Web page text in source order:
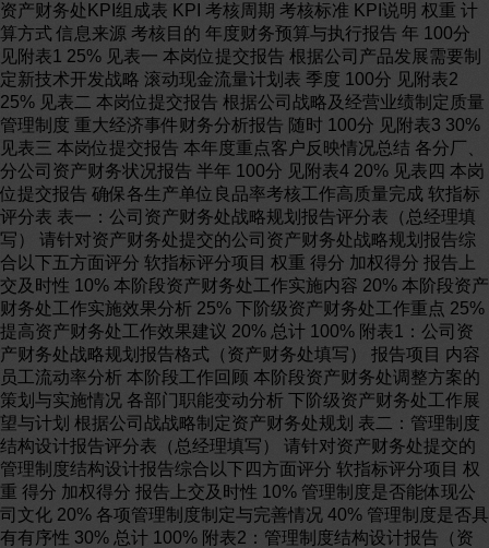
资产财务处KPI组成表 KPI 考核周期 考核标准 KPI说明 权重 计
算方式 信息来源 考核目的 年度财务预算与执行报告 年 100分
见附表1 25% 见表一 本岗位提交报告 根据公司产品发展需要制
定新技术开发战略 滚动现金流量计划表 季度 100分 见附表2
25% 见表二 本岗位提交报告 根据公司战略及经营业绩制定质量
管理制度 重大经济事件财务分析报告 随时 100分 见附表3 30%
见表三 本岗位提交报告 本年度重点客户反映情况总结 各分厂、
分公司资产财务状况报告 半年 100分 见附表4 20% 见表四 本岗
位提交报告 确保各生产单位良品率考核工作高质量完成 软指标
评分表 表一：公司资产财务处战略规划报告评分表（总经理填
写） 请针对资产财务处提交的公司资产财务处战略规划报告综
合以下五方面评分 软指标评分项目 权重 得分 加权得分 报告上
交及时性 10% 本阶段资产财务处工作实施内容 20% 本阶段资产
财务处工作实施效果分析 25% 下阶级资产财务处工作重点 25%
提高资产财务处工作效果建议 20% 总计 100% 附表1：公司资
产财务处战略规划报告格式（资产财务处填写） 报告项目 内容
员工流动率分析 本阶段工作回顾 本阶段资产财务处调整方案的
策划与实施情况 各部门职能变动分析 下阶级资产财务处工作展
望与计划 根据公司战战略制定资产财务处规划 表二：管理制度
结构设计报告评分表（总经理填写） 请针对资产财务处提交的
管理制度结构设计报告综合以下四方面评分 软指标评分项目 权
重 得分 加权得分 报告上交及时性 10% 管理制度是否能体现公
司文化 20% 各项管理制度制定与完善情况 40% 管理制度是否具
有有序性 30% 总计 100% 附表2：管理制度结构设计报告（资